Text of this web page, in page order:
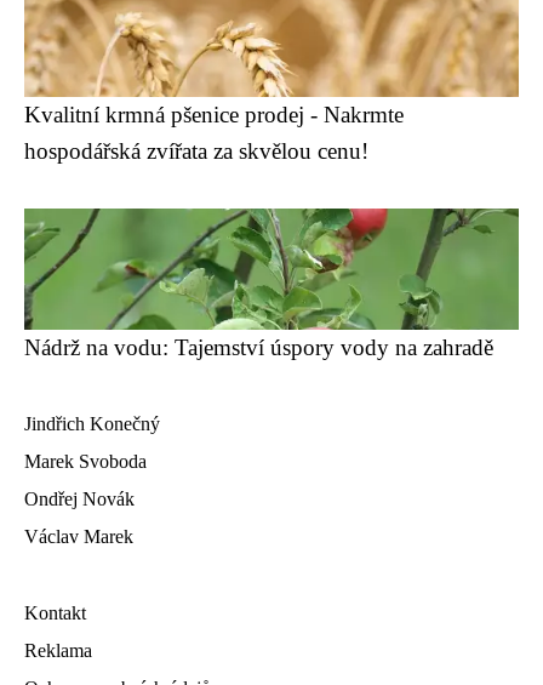
Kvalitní krmná pšenice prodej - Nakrmte
hospodářská zvířata za skvělou cenu!
Nádrž na vodu: Tajemství úspory vody na zahradě
Jindřich Konečný
Marek Svoboda
Ondřej Novák
Václav Marek
Kontakt
Reklama